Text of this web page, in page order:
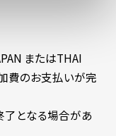
またはTHAI
費のお支払いが完
となる場合があ